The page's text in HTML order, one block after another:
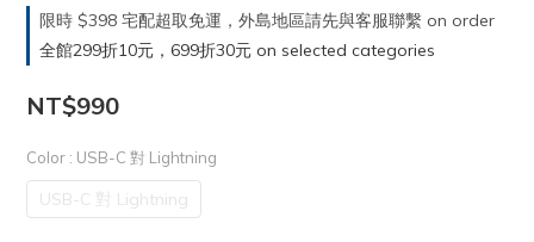
限時 $398 宅配超取免運，外島地區請先與客服聯繫 on order
全館299折10元，699折30元 on selected categories
NT$990
Color : USB-C 對 Lightning
USB-C 對 Lightning